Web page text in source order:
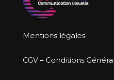
Mentions légales
CGV – Conditions